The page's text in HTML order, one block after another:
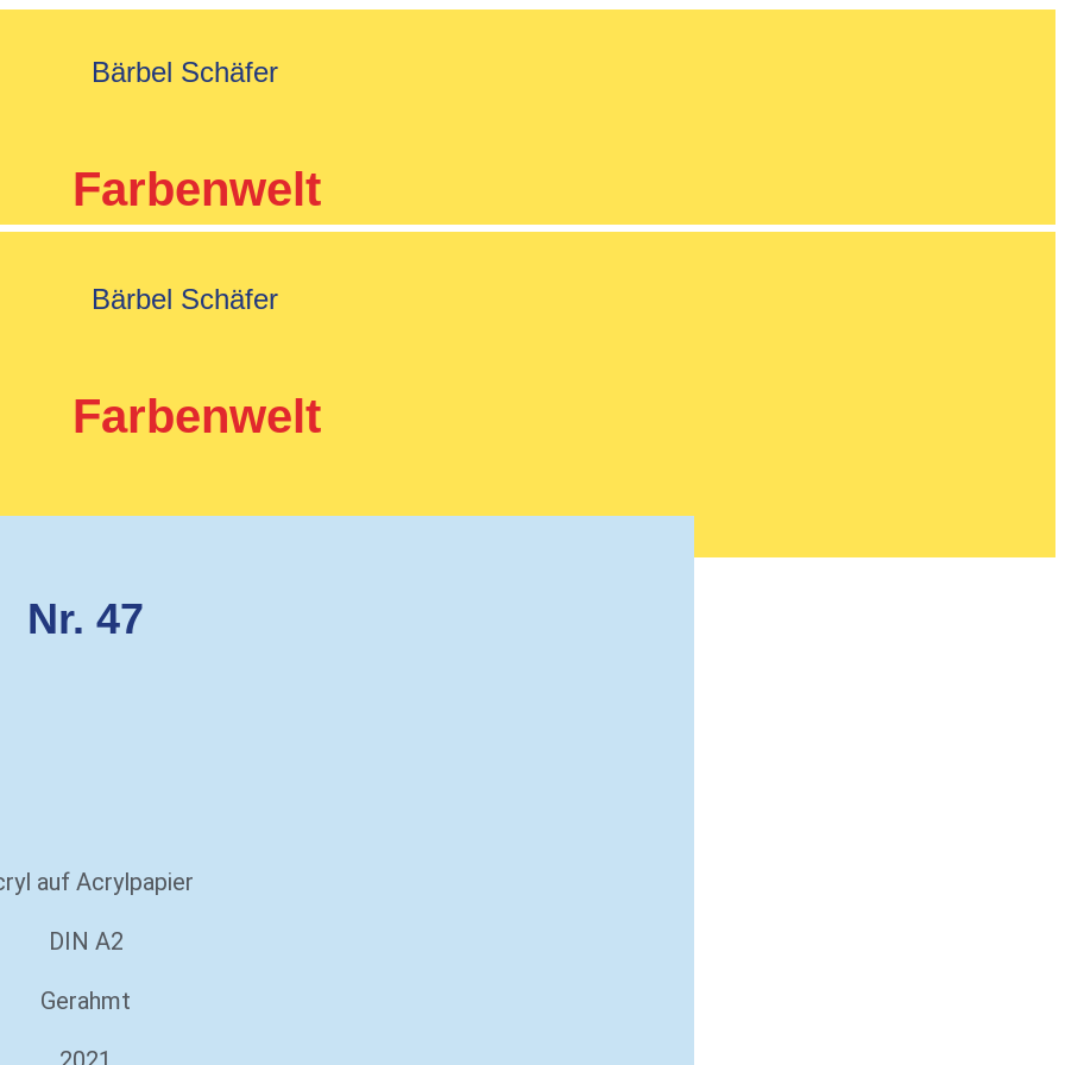
Bärbel Schäfer
Farbenwelt
Bärbel Schäfer
Farbenwelt
Nr. 47
auf Acrylpapier
DIN A2
Gerahmt